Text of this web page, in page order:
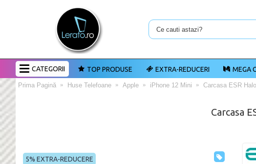
CATEGORII TOP PRODUSE EXTRA-REDUCERI MEGA
Prima Pagină Huse Telefoane Apple iPhone 12 Mini Carcasa ESR
Carcasa
5% EXTRA-REDUCERE